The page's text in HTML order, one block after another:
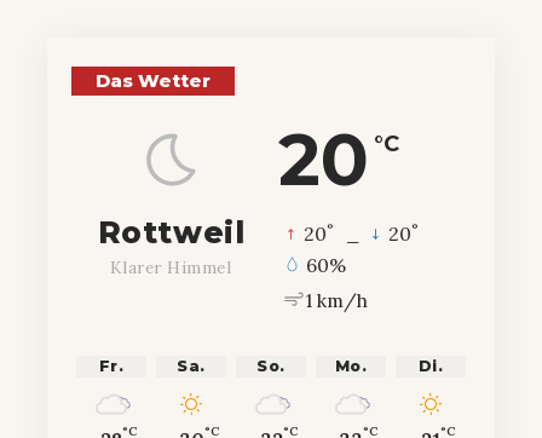
Das Wetter
20 °C
Rottweil
Klarer Himmel
20° 20°
60%
1 km/h
Fr.
°C
Sa.
°C
So.
°C
Mo.
°C
Di.
°C